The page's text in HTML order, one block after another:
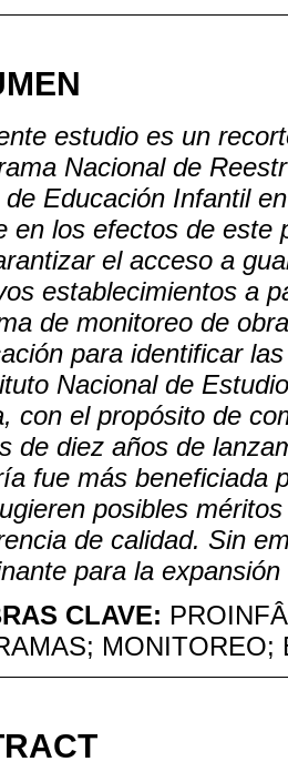
estudio es un
Nacional de
de Educación Infantil
en los efectos de este
el acceso a
establecimientos a
de monitoreo de
para identificar
Nacional de
con el propósito de
de diez años de
fue más beneficiada
posibles
de calidad. Sin
para la
CLAVE:
MONITOREO;